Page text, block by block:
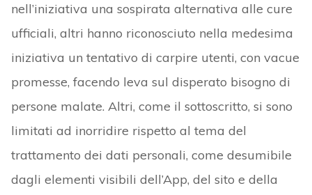
nell’iniziativa una sospirata alternativa alle cure
ufficiali, altri hanno riconosciuto nella medesima
iniziativa un tentativo di carpire utenti, con vacue
promesse, facendo leva sul disperato bisogno di
persone malate. Altri, come il sottoscritto, si sono
limitati ad inorridire rispetto al tema del
trattamento dei dati personali, come desumibile
dagli elementi visibili dell’App, del sito e della